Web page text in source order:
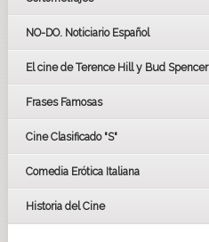
LOS OSCARS
GOYAS
BAFTA
NO-DO. Noticiario Español
El cine de Terence Hill y Bud Spencer
Frases Famosas
Cine Clasificado "S"
Comedia Erótica Italiana
Historia del Cine